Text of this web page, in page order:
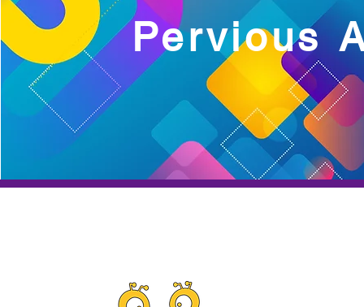
Pervious